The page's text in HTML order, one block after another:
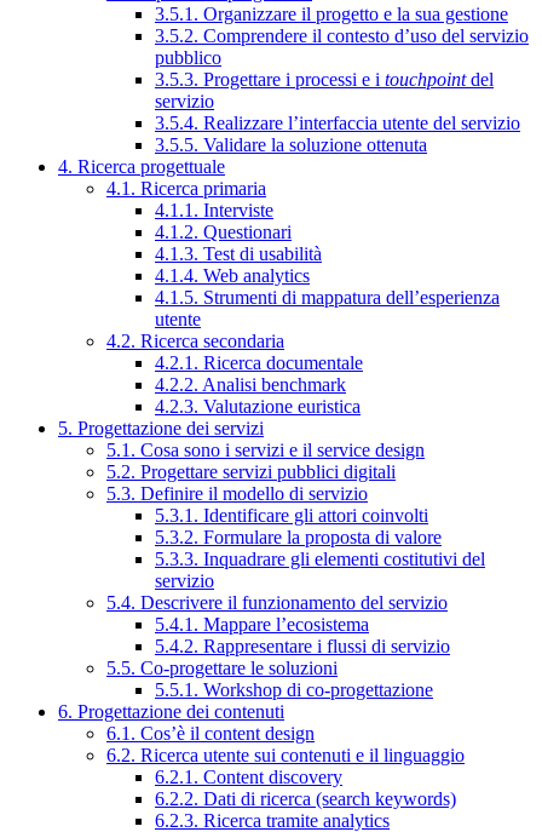
3.5.1. Organizzare il progetto e la sua gestione
3.5.2. Comprendere il contesto d’uso del servizio
pubblico
3.5.3. Progettare i processi e i touchpointdel
servizio
3.5.4. Realizzare l’interfaccia utente del servizio
3.5.5. Validare la soluzione ottenuta
4. Ricerca progettuale
4.1. Ricerca primaria
4.1.1. Interviste
4.1.2. Questionari
4.1.3. Test di usabilità
4.1.4. Web analytics
4.1.5. Strumenti di mappatura dell’esperienza
utente
4.2. Ricerca secondaria
4.2.1. Ricerca documentale
4.2.2. Analisi benchmark
4.2.3. Valutazione euristica
5. Progettazione dei servizi
5.1. Cosa sono i servizi e il service design
5.2. Progettare servizi pubblici digitali
5.3. Definire il modello di servizio
5.3.1. Identificare gli attori coinvolti
5.3.2. Formulare la proposta di valore
5.3.3. Inquadrare gli elementi costitutivi del
servizio
5.4. Descrivere il funzionamento del servizio
5.4.1. Mappare l’ecosistema
5.4.2. Rappresentare i flussi di servizio
5.5. Co-progettare le soluzioni
5.5.1. Workshop di co-progettazione
6. Progettazione dei contenuti
6.1. Cos’è il content design
6.2. Ricerca utente sui contenuti e il linguaggio
6.2.1. Content discovery
6.2.2. Dati di ricerca (search keywords)
6.2.3. Ricerca tramite analytics